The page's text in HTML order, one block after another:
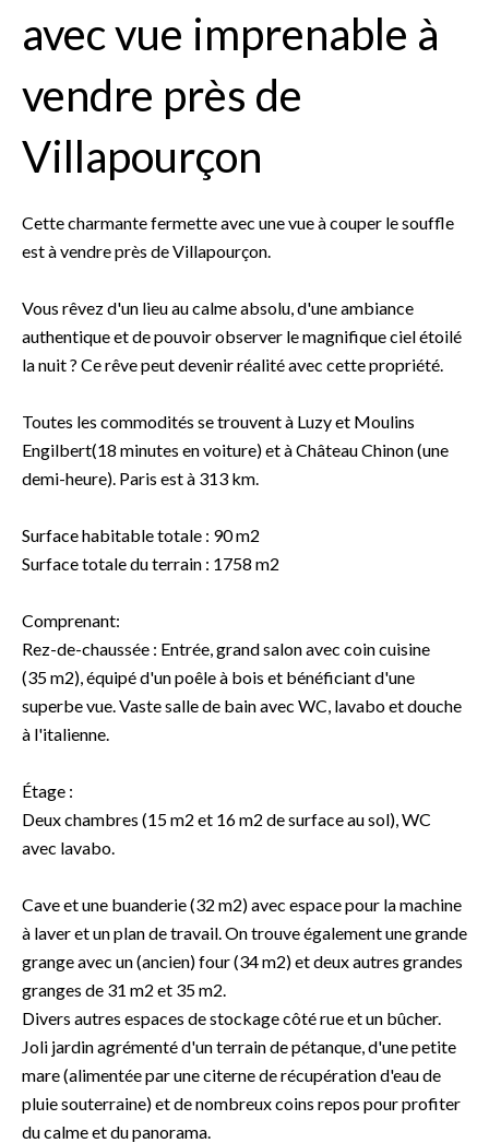
avec vue imprenable à
vendre près de
Villapourçon
Cette charmante fermette avec une vue à couper le souffle
est à vendre près de Villapourçon.
Vous rêvez d'un lieu au calme absolu, d'une ambiance
authentique et de pouvoir observer le magnifique ciel étoilé
la nuit ? Ce rêve peut devenir réalité avec cette propriété.
Toutes les commodités se trouvent à Luzy et Moulins
Engilbert(18 minutes en voiture) et à Château Chinon (une
demi-heure). Paris est à 313 km.
Surface habitable totale : 90 m2
Surface totale du terrain : 1758 m2
Comprenant:
Rez-de-chaussée : Entrée, grand salon avec coin cuisine
(35 m2), équipé d'un poêle à bois et bénéficiant d'une
superbe vue. Vaste salle de bain avec WC, lavabo et douche
à l'italienne.
Étage :
Deux chambres (15 m2 et 16 m2 de surface au sol), WC
avec lavabo.
Cave et une buanderie (32 m2) avec espace pour la machine
à laver et un plan de travail. On trouve également une grande
grange avec un (ancien) four (34 m2) et deux autres grandes
granges de 31 m2 et 35 m2.
Divers autres espaces de stockage côté rue et un bûcher.
Joli jardin agrémenté d'un terrain de pétanque, d'une petite
mare (alimentée par une citerne de récupération d'eau de
pluie souterraine) et de nombreux coins repos pour profiter
du calme et du panorama.